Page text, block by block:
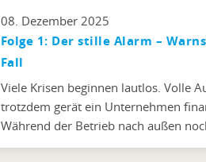
08. Dezember 2025
Folge 1: Der stille Alarm –
Fall
Viele Krisen beginnen lautlos. Volle
trotzdem gerät ein Unternehmen
Während der Betrieb nach außen